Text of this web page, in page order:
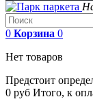
0 Корзина 0
Нет товаров
Предстоит
0 руб Итого, к